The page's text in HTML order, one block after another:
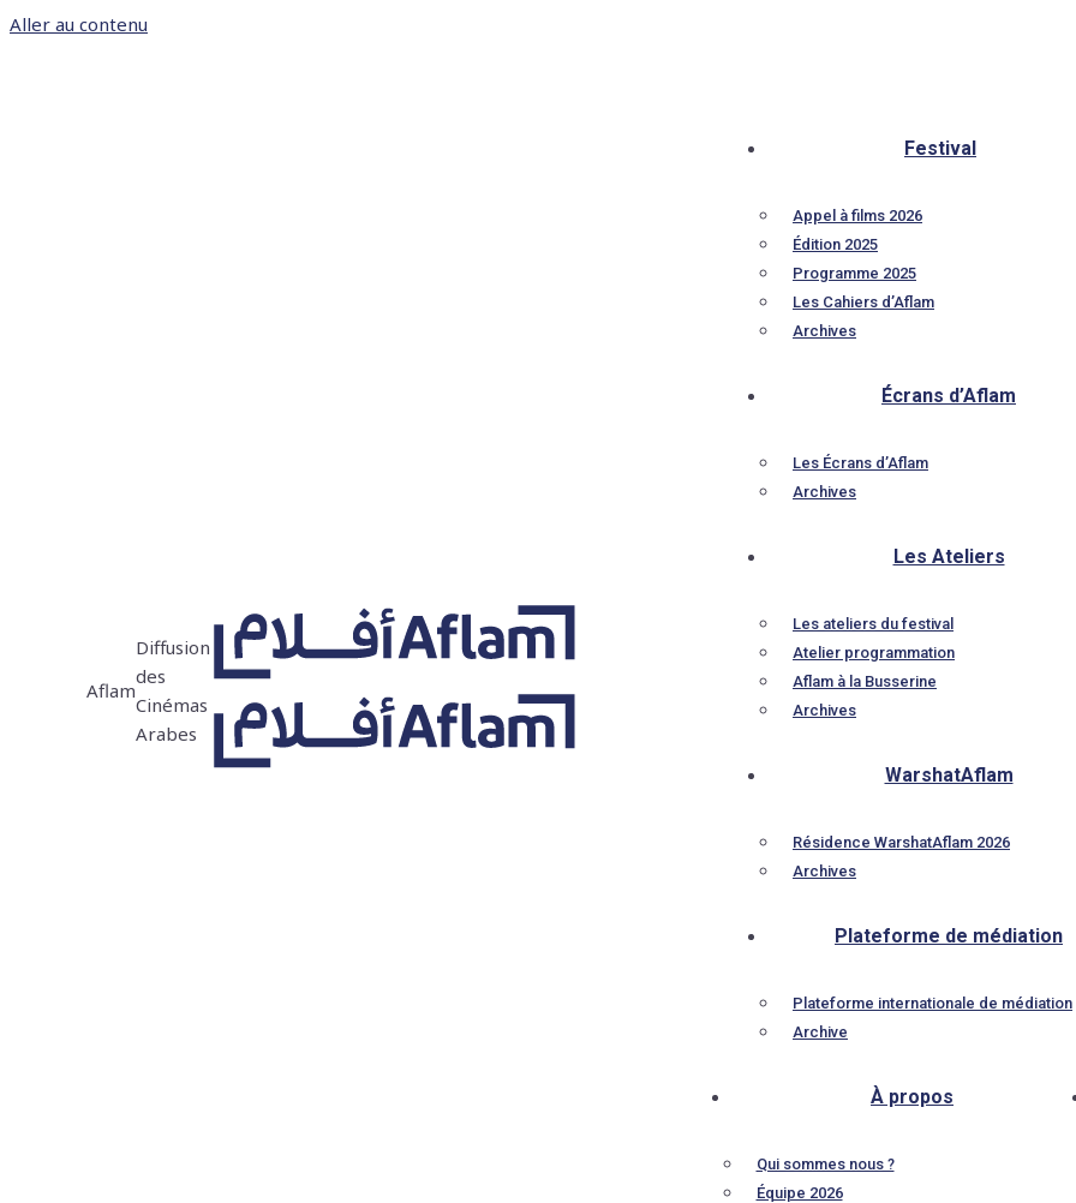
Aller au contenu
Aflam
Diffusion
des
Cinémas
Arabes
Festival
Appel à films 2026
Édition 2025
Programme 2025
Les Cahiers d’Aflam
Archives
Écrans d’Aflam
Les Écrans d’Aflam
Archives
Les Ateliers
Les ateliers du festival
Atelier programmation
Aflam à la Busserine
Archives
WarshatAflam
Résidence WarshatAflam 2026
Archives
Plateforme de médiation
Plateforme internationale de médiation
Archive
À propos
Qui sommes nous ?
Équipe 2026